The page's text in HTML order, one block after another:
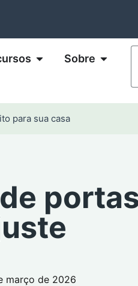
Sobre
para sua casa
março de 2026